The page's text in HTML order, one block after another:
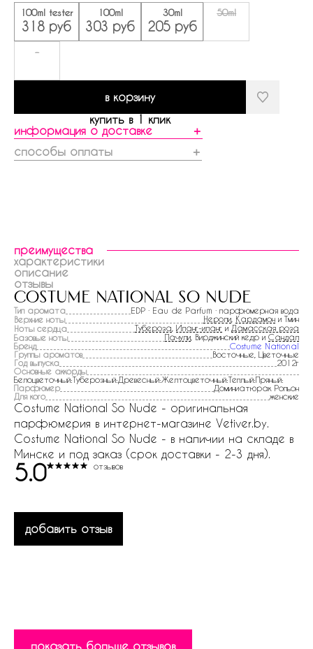
100ml tester
318 руб
100ml
303 руб
30ml
205 руб
50ml
-
в корзину
купить в 1 клик
информация о доставке
＋
способы оплаты
＋
преимущества
характеристики
описание
отзывы
costume national so nude
Тип аромата
EDP · Eau de Parfum · парфюмерная вода
Верхние ноты
Нероли Кардамон и Тмин
Ноты сердца
Тубероза Иланг-иланг и Дамасская роза
Базовые ноты
Пачули , Вирджинский кедр и Сандал
Бренд
Costume National
Группы ароматов
Восточные, Цветочные
Год выпуска
2012г
Основные аккорды
Белоцветочный:Туберозный:Древесный:Желтоцветочный:Теплый:Пряный:
Парфюмер
Доминиатюрак Ропьон
Для кого
женские
Costume National So Nude - оригинальная
парфюмерия в интернет-магазине Vetiver.by.
Costume National So Nude - в наличии на складе в
Минске и под заказ (срок доставки - 2-3 дня).
5.0 отзывов
добавить отзыв
показать больше отзывов